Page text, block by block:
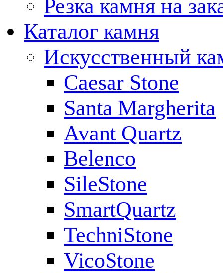
Резка камня на
Каталог камня
Искусственный
Caesar Stone
Santa Margherita
Avant Quartz
Belenco
SileStone
SmartQuartz
TechniStone
VicoStone